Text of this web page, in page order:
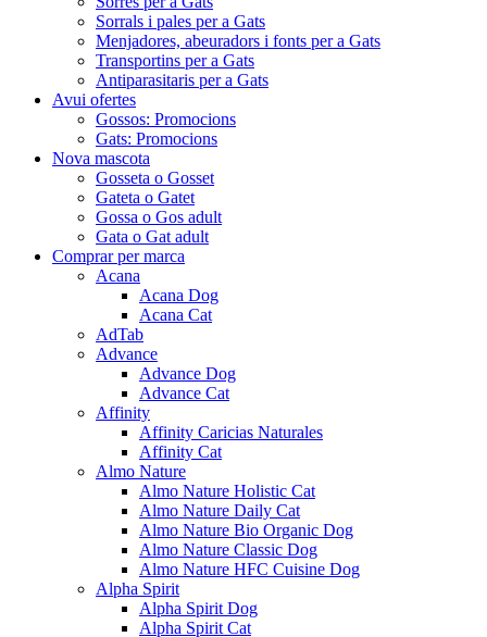
Sorrals i pales per a Gats
Menjadores, abeuradors i fonts per a Gats
Transportins per a Gats
Antiparasitaris per a Gats
Avui ofertes
Gossos: Promocions
Gats: Promocions
Nova mascota
Gosseta o Gosset
Gateta o Gatet
Gossa o Gos adult
Gata o Gat adult
Comprar per marca
Acana
Acana Dog
Acana Cat
AdTab
Advance
Advance Dog
Advance Cat
Affinity
Affinity Caricias Naturales
Affinity Cat
Almo Nature
Almo Nature Holistic Cat
Almo Nature Daily Cat
Almo Nature Bio Organic Dog
Almo Nature Classic Dog
Almo Nature HFC Cuisine Dog
Alpha Spirit
Alpha Spirit Dog
Alpha Spirit Cat